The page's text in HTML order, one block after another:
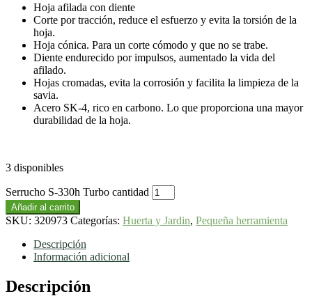
Hoja afilada con diente
Corte por tracción, reduce el esfuerzo y evita la torsión de la
hoja.
Hoja cónica. Para un corte cómodo y que no se trabe.
Diente endurecido por impulsos, aumentado la vida del
afilado.
Hojas cromadas, evita la corrosión y facilita la limpieza de la
savia.
Acero SK-4, rico en carbono. Lo que proporciona una mayor
durabilidad de la hoja.
3 disponibles
Serrucho S-330h Turbo cantidad
Añadir al carrito
SKU: 320973 Categorías: Huerta y Jardin, Pequeña herramienta
Descripción
Información adicional
Descripción